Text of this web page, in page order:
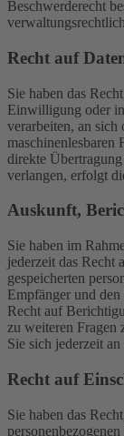
Beschwerderecht
Recht auf
Sie haben das
Einwilligung oder
verarbeiten, an sich
maschinenlesbaren
direkte
verlangen, erfolgt
Auskunft,
Sie haben im
jederzeit das Recht
gespeicherten
Empfänger und
Recht auf
zu weiteren Fragen
Sie sich jederzeit
Recht auf
Sie haben das